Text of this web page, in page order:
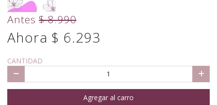
Antes$ 8.990
Ahora $ 6.293
CANTIDAD
Agregar al carro